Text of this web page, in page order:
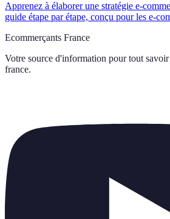
Apprenez à élaborer une stratégie e-
guide étape par étape, conçu pour les e-
Ecommerçants France
Votre source d'information pour tout
france.